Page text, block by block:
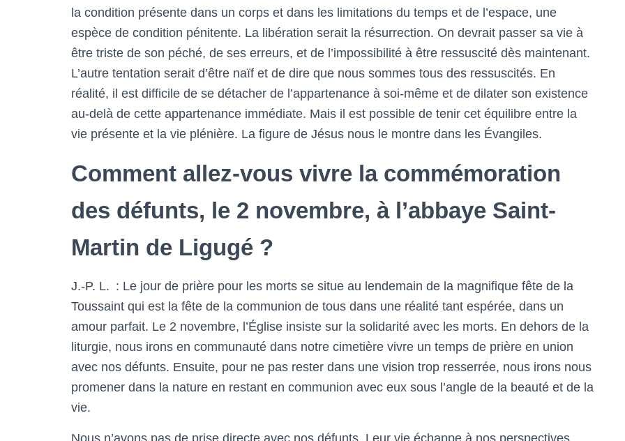
la condition présente dans un corps et dans les limitations du temps et de l’espace, une
espèce de condition pénitente. La libération serait la résurrection. On devrait passer sa vie à
être triste de son péché, de ses erreurs, et de l’impossibilité à être ressuscité dès maintenant.
L’autre tentation serait d’être naïf et de dire que nous sommes tous des ressuscités. En
réalité, il est difficile de se détacher de l’appartenance à soi-même et de dilater son existence
au-delà de cette appartenance immédiate. Mais il est possible de tenir cet équilibre entre la
vie présente et la vie plénière. La figure de Jésus nous le montre dans les Évangiles.
Comment allez-vous vivre la commémoration
des défunts, le 2 novembre, à l’abbaye Saint-
Martin de Ligugé ?
J.-P. L. : Le jour de prière pour les morts se situe au lendemain de la magnifique fête de la
Toussaint qui est la fête de la communion de tous dans une réalité tant espérée, dans un
amour parfait. Le 2 novembre, l’Église insiste sur la solidarité avec les morts. En dehors de la
liturgie, nous irons en communauté dans notre cimetière vivre un temps de prière en union
avec nos défunts. Ensuite, pour ne pas rester dans une vision trop resserrée, nous irons nous
promener dans la nature en restant en communion avec eux sous l’angle de la beauté et de la
vie.
Nous n’avons pas de prise directe avec nos défunts. Leur vie échappe à nos perspectives